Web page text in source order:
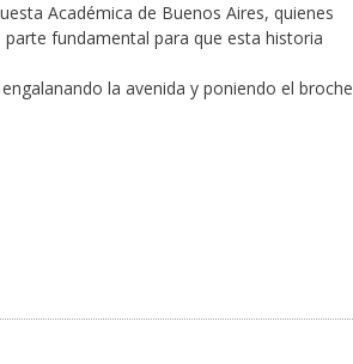
Académica de Buenos Aires, quienes
fundamental para que esta historia
la avenida y poniendo el broche